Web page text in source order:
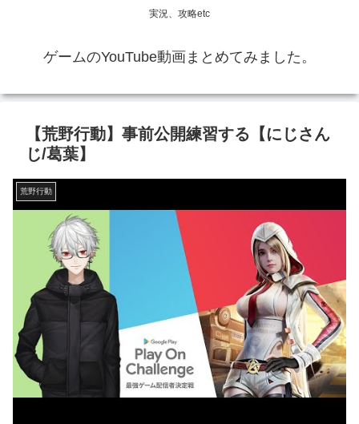
実況、攻略etc
ゲームのYouTube動画まとめてみました。
【荒野行動】事前公開練習する【にじさん
じ/葛葉】
荒野行動